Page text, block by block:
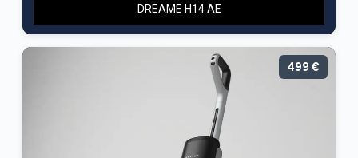
DREAME H14 AE
499 €